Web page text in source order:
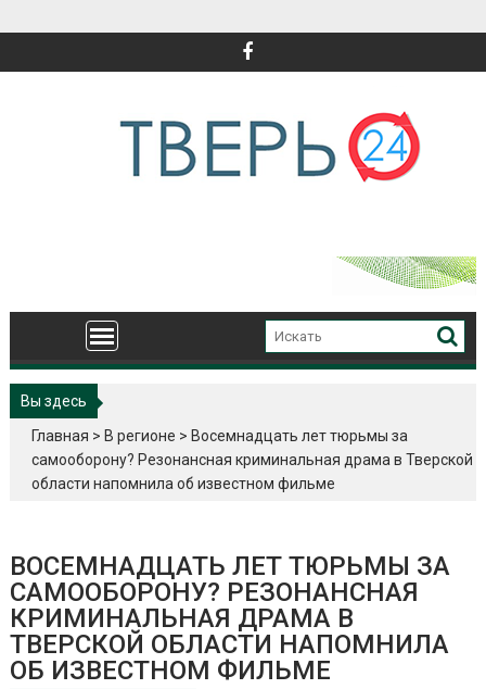
Вы здесь
Главная > В регионе > Восемнадцать лет тюрьмы за
самооборону? Резонансная криминальная драма в Тверской
области напомнила об известном фильме
ВОСЕМНАДЦАТЬ ЛЕТ ТЮРЬМЫ ЗА
САМООБОРОНУ? РЕЗОНАНСНАЯ
КРИМИНАЛЬНАЯ ДРАМА В
ТВЕРСКОЙ ОБЛАСТИ НАПОМНИЛА
ОБ ИЗВЕСТНОМ ФИЛЬМЕ